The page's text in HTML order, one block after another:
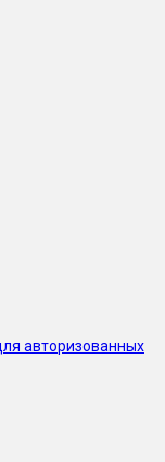
авторизованных